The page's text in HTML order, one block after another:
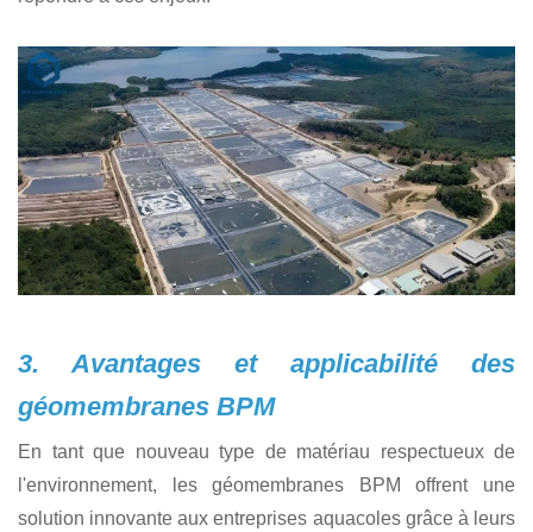
produits écologiques et durables, l'aquaculture est
confrontée à une double pression : améliorer l'efficacité de
la production tout en réduisant les impacts
environnementaux négatifs. Dans ce contexte, les limites
des méthodes d'élevage traditionnelles apparaissent de
plus en plus évidentes, et il existe un besoin urgent de
nouvelles technologies et de nouveaux matériaux pour
répondre à ces enjeux.